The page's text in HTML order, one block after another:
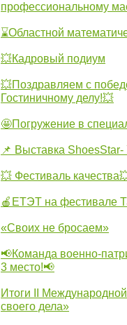
профессиональному
⌛Областной
💥Кадровый подиум
💥Поздравляем с
Гостиничному делу!💥
🤩Погружение в
📌 Выставка ShoesStar-
💥 Фестиваль
🍎ЕТЭТ на фестивале
«Своих не бросаем»
📢Команда военно-
3 место!📢
Итоги II
своего дела»